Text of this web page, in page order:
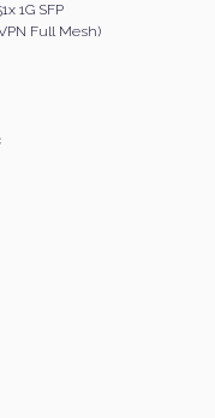
1G SFP
Full Mesh)